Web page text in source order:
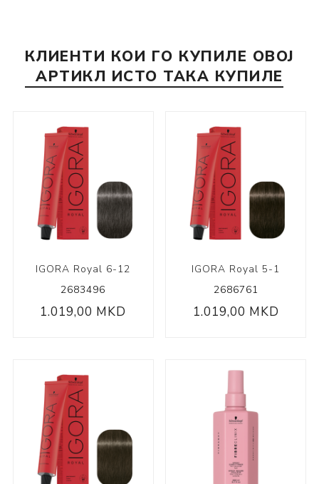
КЛИЕНТИ КОИ ГО КУПИЛЕ ОВОЈ
АРТИКЛ ИСТО ТАКА КУПИЛЕ
IGORA Royal 6-12
2683496
1.019,00 MKD
IGORA Royal 5-1
2686761
1.019,00 MKD